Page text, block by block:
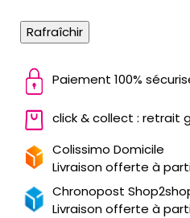
Paiement 100%
click & collect : retrait
Colissimo Domicile
Livraison offerte à
Chronopost
Livraison offerte à